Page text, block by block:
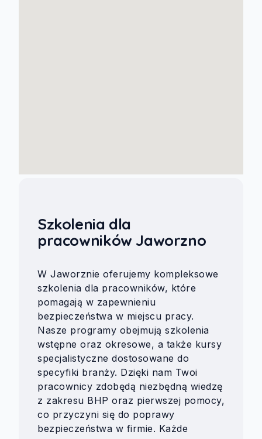
Szkolenia dla
pracowników Jaworzno
W Jaworznie oferujemy kompleksowe
szkolenia dla pracowników, które
pomagają w zapewnieniu
bezpieczeństwa w miejscu pracy.
Nasze programy obejmują szkolenia
wstępne oraz okresowe, a także kursy
specjalistyczne dostosowane do
specyfiki branży. Dzięki nam Twoi
pracownicy zdobędą niezbędną wiedzę
z zakresu BHP oraz pierwszej pomocy,
co przyczyni się do poprawy
bezpieczeństwa w firmie. Każde